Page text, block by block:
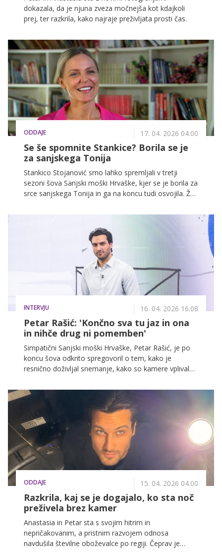
dokazala, da je njuna zveza močnejša kot kdajkoli
prej, ter razkrila, kako najraje preživljata prosti čas.
ODDAJE 17. 04. 2026 04.00
Se še spomnite Stankice? Borila se je
za sanjskega Tonija
Stankico Stojanović smo lahko spremljali v tretji
sezoni šova Sanjski moški Hrvaške, kjer se je borila za
srce sanjskega Tonija in ga na koncu tudi osvojila. Že
njenem koncu pa je ostala v središču pozornosti – ne
opaznih sprememb videza in estetskih posegov.
INTERVJU 16. 04. 2026 16.08
Petar Rašić: 'Končno sva tu jaz in ona
in nihče drug ni pomemben'
Simpatični Sanjski moški Hrvaške, Petar Rašić, je po
koncu šova odkrito spregovoril o tem, kako je
resnično doživljal snemanje, kako so kamere vplivale
vse drame, ki so se odvijale pred očmi gledalcev. V
ekskluzivnem pogovoru za naš portal Zadovoljna.si je
razkril tudi, kako sta se z Anastasio še bolj povezala
zunaj šova, kako so se odzvale družine in kaj bi danes
naredil drugače.
ODDAJE 15. 04. 2026 04.00
Razkrila, kaj se je dogajalo, ko sta noč
preživela brez kamer
Anastasia in Petar sta s svojim hitrim in
nepričakovanim, a pristnim razvojem odnosa
navdušila številne oboževalce po regiji. Čeprav je